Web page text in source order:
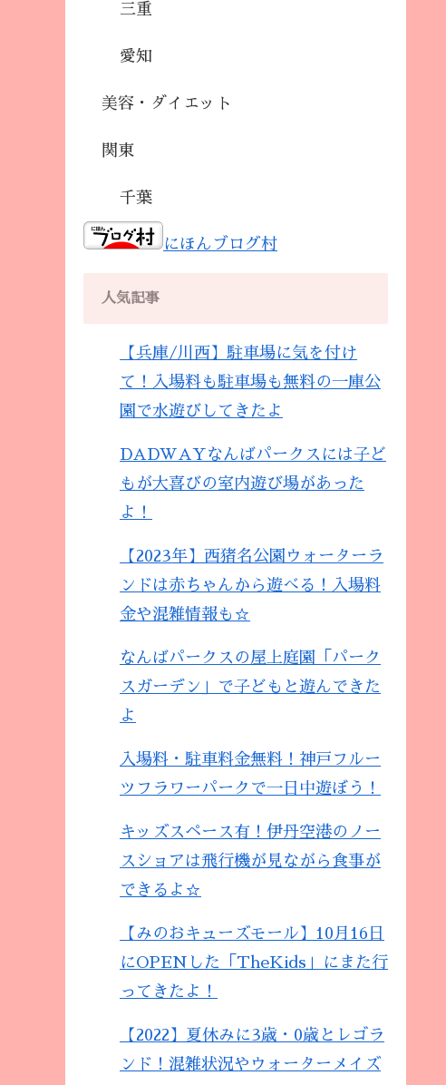
三重
愛知
美容・ダイエット
関東
千葉
にほんブログ村
人気記事
【兵庫/川西】駐車場に気を付け
て！入場料も駐車場も無料の一庫公
園で水遊びしてきたよ
DADWAYなんばパークスには子ど
もが大喜びの室内遊び場があった
よ！
【2023年】西猪名公園ウォーターラ
ンドは赤ちゃんから遊べる！入場料
金や混雑情報も☆
なんばパークスの屋上庭園「パーク
スガーデン」で子どもと遊んできた
よ
入場料・駐車料金無料！神戸フルー
ツフラワーパークで一日中遊ぼう！
キッズスペース有！伊丹空港のノー
スショアは飛行機が見ながら食事が
できるよ☆
【みのおキューズモール】10月16日
にOPENした「TheKids」にまた行
ってきたよ！
【2022】夏休みに3歳・0歳とレゴラ
ンド！混雑状況やウォーターメイズ